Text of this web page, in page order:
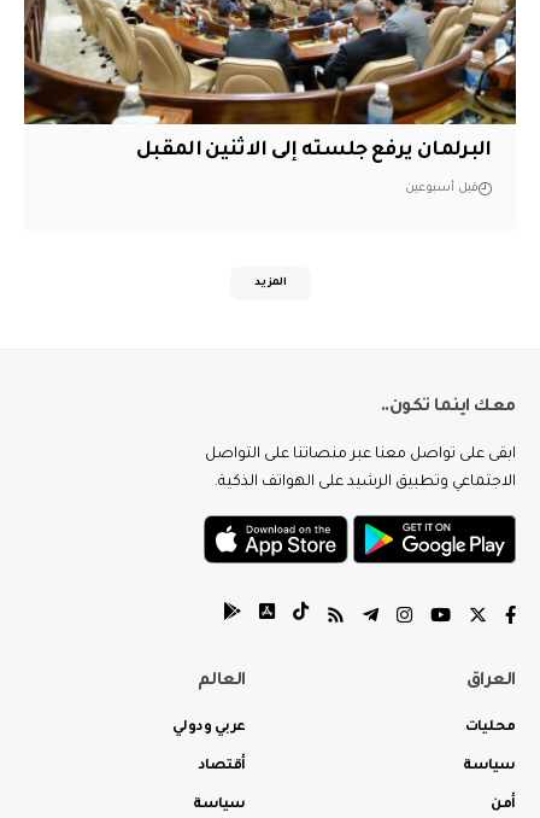
البرلمان يرفع جلسته إلى الاثنين المقبل
قبل أسبوعين
المزيد
معك اينما تكون..
ابقى على تواصل معنا عبر منصاتنا على التواصل
الاجتماعي وتطبيق الرشيد على الهواتف الذكية.
العراق
محليات
سياسة
أمن
العالم
عربي ودولي
أقتصاد
سياسة